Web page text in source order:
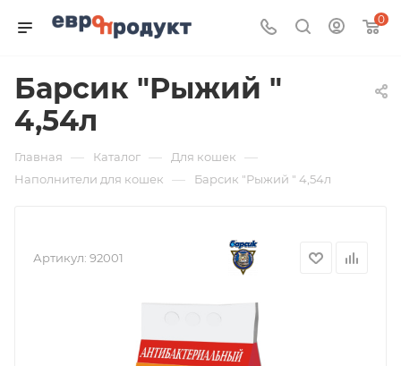
0
Барсик "Рыжий "
4,54л
Главная — Каталог — Для кошек —
Наполнители для кошек — Барсик "Рыжий " 4,54л
Артикул: 92001